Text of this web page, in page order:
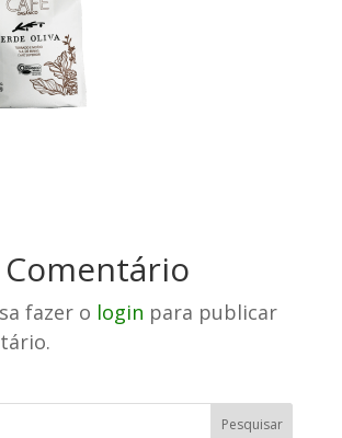
Comentário
fazer o login para publicar